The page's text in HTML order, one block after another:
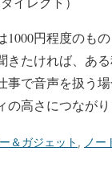
1000円程度のも
きたければ、あ
事で音声を扱う
高さにつながり
＆ガジェット , ノー